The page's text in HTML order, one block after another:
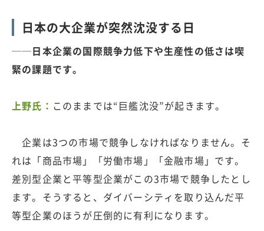
日本の大企業が突然沈没する日
──日本企業の国際競争力低下や生産性の低さは喫
緊の課題です。
上野氏： このままでは“巨艦沈没”が起きます。
企業は3つの市場で競争しなければなりません。そ
れは「商品市場」「労働市場」「金融市場」です。
差別型企業と平等型企業がこの3市場で競争したとし
ます。そうすると、ダイバーシティを取り込んだ平
等型企業のほうが圧倒的に有利になります。